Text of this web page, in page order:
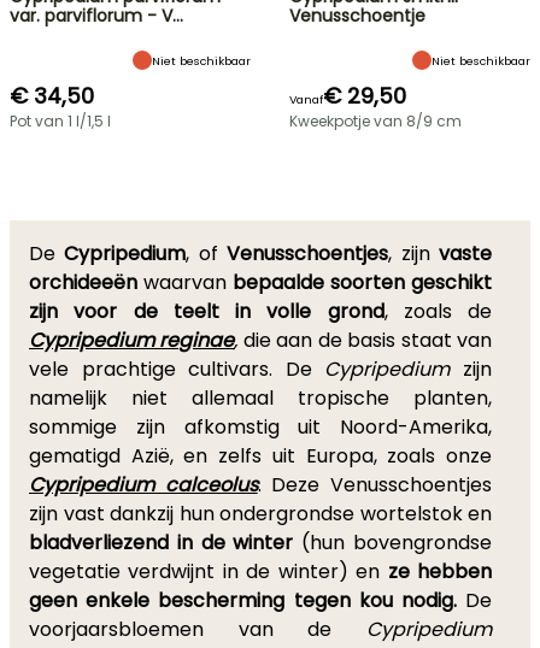
var. parviflorum - V…
Niet beschikbaar
€ 34,50
Pot van 1 l/1,5 l
Venusschoentje
Niet beschikbaar
Vanaf€ 29,50
Kweekpotje van 8/9 cm
DeCypripedium, ofVenusschoentjes, zijnvaste
orchideeën waarvan bepaalde soorten geschikt
zijn voor de teelt in volle grond, zoals de
Cypripedium reginae, die aan de basis staat van
vele prachtige cultivars. De Cypripediumzijn
namelijk niet allemaal tropische planten,
sommige zijn afkomstig uit Noord-Amerika,
gematigd Azië, en zelfs uit Europa, zoals onze
Cypripedium calceolus. Deze Venusschoentjes
zijn vast dankzij hun ondergrondse wortelstok en
bladverliezend in de winter (hun bovengrondse
vegetatie verdwijnt in de winter) en ze hebben
geen enkele bescherming tegen kou nodig.De
voorjaarsbloemen van de Cypripedium